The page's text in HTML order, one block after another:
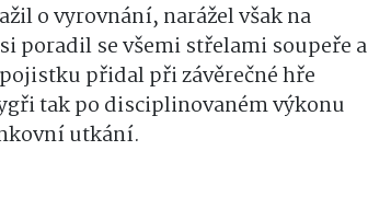
o vyrovnání, narážel však na
poradil se všemi střelami soupeře a
přidal při závěrečné hře
tak po disciplinovaném výkonu
utkání.